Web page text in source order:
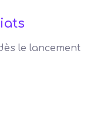
le lancement